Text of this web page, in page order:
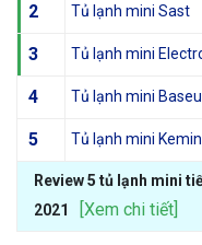
2 Tủ lạnh mini Sast
3 Tủ lạnh mini
4 Tủ lạnh mini
5 Tủ lạnh mini Kemin
Review 5 tủ lạnh mini
2021
[Xem chi tiết]